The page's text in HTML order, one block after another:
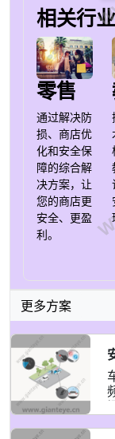
相关行业
零售
通过解决防
损、商店优
化和安全保
障的综合解
决方案，让
您的商店更
安全、更盈
利。
更多方案